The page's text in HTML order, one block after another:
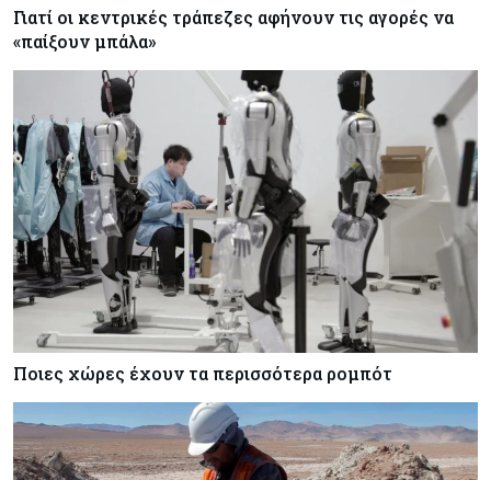
Γιατί οι κεντρικές τράπεζες αφήνουν τις αγορές να
«παίξουν μπάλα»
Ποιες χώρες έχουν τα περισσότερα ρομπότ